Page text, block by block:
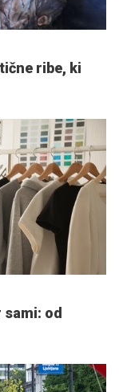
ribe, ki
od